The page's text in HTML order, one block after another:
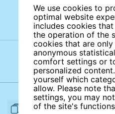
We use cookies to
optimal website
includes cookies
the operation of the
cookies that are
anonymous
comfort settings or
personalized
yourself which
allow. Please note
settings, you may
of the site's
Subject areas
FULL ARTICLE